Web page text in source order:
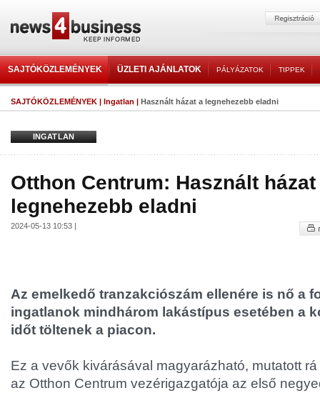
SAJTÓKÖZLEMÉNYEK ÜZLETI AJÁNLATOK PÁLYÁZATOK TIPPEK
SAJTÓKÖZLEMÉNYEK | Ingatlan | Használt házat a legnehezebb eladni
INGATLAN
Otthon Centrum: Használt házat
legnehezebb eladni
2024-05-13 10:53 |
Az emelkedő tranzakciószám ellenére is nő a
ingatlanok mindhárom lakástípus esetében a
időt töltenek a piacon.
Ez a vevők kivárásával magyarázható, mutatott
az Otthon Centrum vezérigazgatója az első